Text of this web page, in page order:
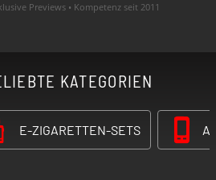
Previews • Kompetenz seit 2011
KATEGORIEN
E-ZIGARETTEN-SETS